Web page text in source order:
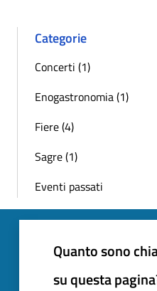
Categorie
Concerti (1)
Enogastronomia (1)
Fiere (4)
Sagre (1)
Eventi passati
Quanto sono
su questa